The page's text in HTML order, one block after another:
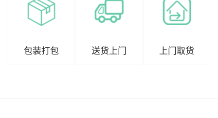
包装打包 送货上门 上门取货